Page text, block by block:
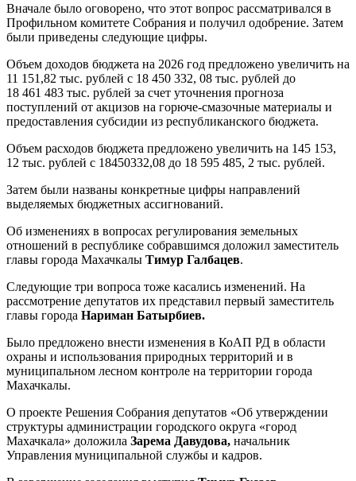
Вначале было оговорено, что этот вопрос рассматривался в
Профильном комитете Собрания и получил одобрение. Затем
были приведены следующие цифры.
Объем доходов бюджета на 2026 год предложено увеличить на
11 151,82 тыс. рублей с 18 450 332, 08 тыс. рублей до
18 461 483 тыс. рублей за счет уточнения прогноза
поступлений от акцизов на горюче-смазочные материалы и
предоставления субсидии из республиканского бюджета.
Объем расходов бюджета предложено увеличить на 145 153,
12 тыс. рублей с 18450332,08 до 18 595 485, 2 тыс. рублей.
Затем были названы конкретные цифры направлений
выделяемых бюджетных ассигнований.
Об изменениях в вопросах регулирования земельных
отношений в республике собравшимся доложил заместитель
главы города Махачкалы Тимур Галбацев.
Следующие три вопроса тоже касались изменений. На
рассмотрение депутатов их представил первый заместитель
главы города Нариман Батырбиев.
Было предложено внести изменения в КоАП РД в области
охраны и использования природных территорий и в
муниципальном лесном контроле на территории города
Махачкалы.
О проекте Решения Собрания депутатов «Об утверждении
структуры администрации городского округа «город
Махачкала» доложила Зарема Давудова, начальник
Управления муниципальной службы и кадров.